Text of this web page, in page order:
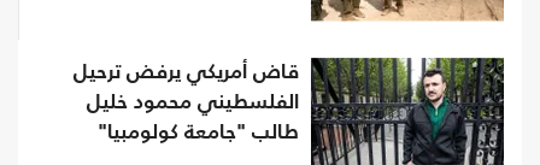
قاض أمريكي يرفض ترحيل
الفلسطيني محمود خليل
طالب "جامعة كولومبيا"